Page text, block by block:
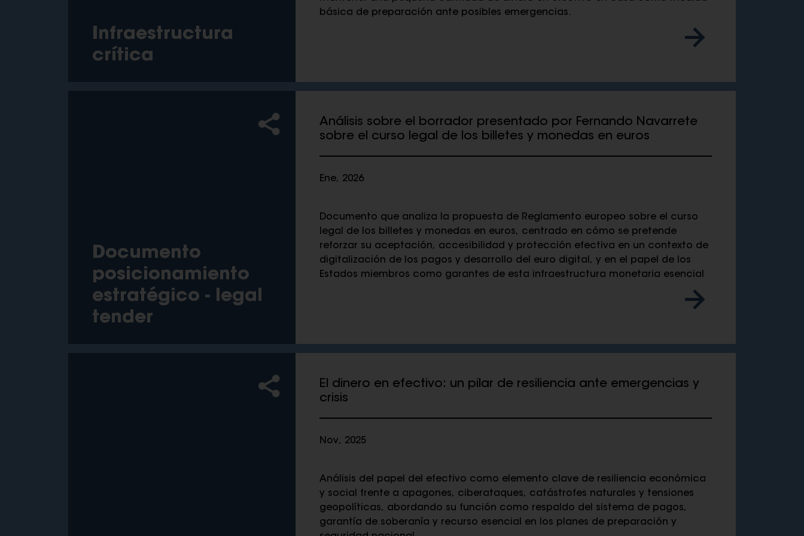
Infraestructura
crítica
básica de preparación ante posibles emergencias.
Documento
posicionamiento
estratégico - legal
tender
Análisis sobre el borrador presentado por Fernando Navarrete
sobre el curso legal de los billetes y monedas en euros
Ene, 2026
Documento que analiza la propuesta de Reglamento europeo sobre el curso
legal de los billetes y monedas en euros, centrado en cómo se pretende
reforzar su aceptación, accesibilidad y protección efectiva en un contexto de
digitalización de los pagos y desarrollo del euro digital, y en el papel de los
Estados miembros como garantes de esta infraestructura monetaria esencial
El dinero en efectivo: un pilar de resiliencia ante emergencias y
crisis
Nov, 2025
Análisis del papel del efectivo como elemento clave de resiliencia económica
y social frente a apagones, ciberataques, catástrofes naturales y tensiones
geopolíticas, abordando su función como respaldo del sistema de pagos,
garantía de soberanía y recurso esencial en los planes de preparación y